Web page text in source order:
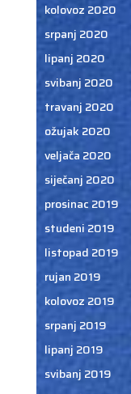
kolovoz 2020
srpanj 2020
lipanj 2020
svibanj 2020
travanj 2020
ožujak 2020
veljača 2020
siječanj 2020
prosinac 2019
studeni 2019
listopad 2019
rujan 2019
kolovoz 2019
srpanj 2019
lipanj 2019
svibanj 2019